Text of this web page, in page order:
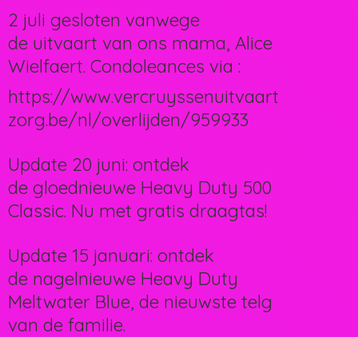
2 juli gesloten vanwege
de uitvaart van ons mama, Alice
Wielfaert. Condoleances via :
https://www.vercruyssenuitvaart
zorg.be/nl/overlijden/959933
Update 20 juni: ontdek
de gloednieuwe Heavy Duty 500
Classic. Nu met gratis draagtas!
Update 15 januari: ontdek
de nagelnieuwe Heavy Duty
Meltwater Blue, de nieuwste telg
van de familie.